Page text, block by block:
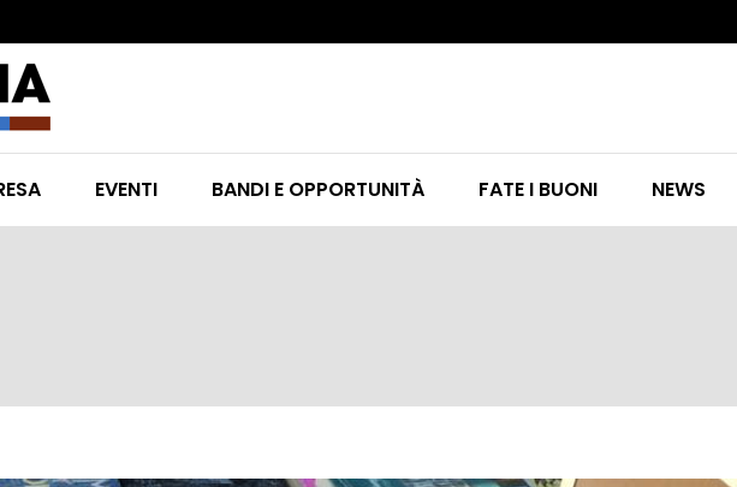
EVENTI BANDI E OPPORTUNITÀ FATE I BUONI NEWS